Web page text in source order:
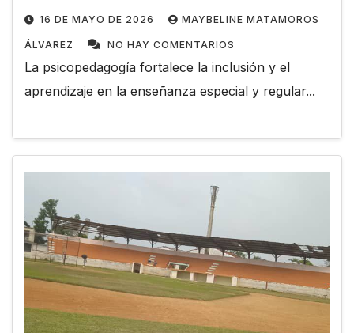
16 DE MAYO DE 2026 MAYBELINE MATAMOROS
ÁLVAREZ NO HAY COMENTARIOS
La psicopedagogía fortalece la inclusión y el
aprendizaje en la enseñanza especial y regular...